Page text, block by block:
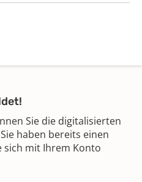
Sie die digitalisierten
haben bereits einen
sich mit Ihrem Konto